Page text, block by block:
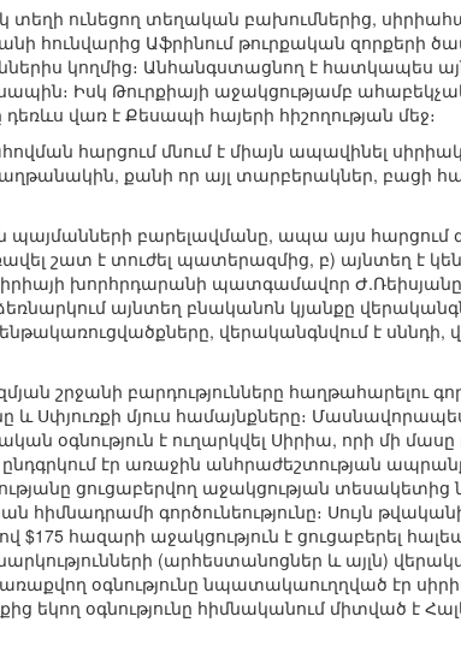
ունեցող տեղական բախումներից,
հունվարից Աֆրինում թուրքական զորքերի
կողմից։ Անհանգստացնող է հատկապես
Իսկ Թուրքիայի աջակցությամբ
դեռևս վառ է Քեսապի հայերի հիշողության մեջ։
հարցում մնում է միայն ապավինել
քանի որ այլ տարբերակներ, բացի
պայմանների բարելավմանը, ապա այս
շատ է տուժել պատերազմից, բ) այնտեղ է
Սիրիայի խորհրդարանի պատգամավոր
ձեռնարկում այնտեղ բնականոն կյանքը
վերականգնվում է սննդի,
շրջանի բարդությունները հաղթահարելու
և Սփյուռքի մյուս համայնքները։
օգնություն է ուղարկվել Սիրիա, որի մի մասը
էր առաջին անհրաժեշտության
ցուցաբերվող աջակցության
հիմնադրամի գործունեությունը։ Սույն
$175 հազարի աջակցություն է ցուցաբերել
(արհեստանոցներ և այլն)
օգնությունը նպատակաուղղված էր
եկող օգնությունը հիմնականում միտված է